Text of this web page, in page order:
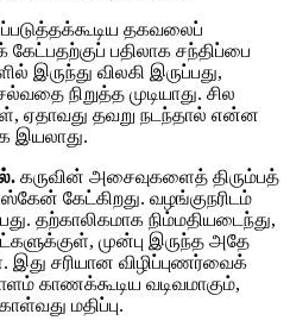
தகவலைப்
கேட்பதற்குப் பதிலாக சந்திப்பை
இருந்து விலகி இருப்பது,
நிறுத்த முடியாது. சில
ஏதாவது தவறு நடந்தால் என்ன
இயலாது.
கருவின் அசைவுகளைத் திரும்பத்
ஸ்கேன் கேட்கிறது. வழங்குநரிடம்
தற்காலிகமாக நிம்மதியடைந்து,
முன்பு இருந்த அதே
இது சரியான விழிப்புணர்வைக்
காணக்கூடிய வடிவமாகும்,
மதிப்பு.